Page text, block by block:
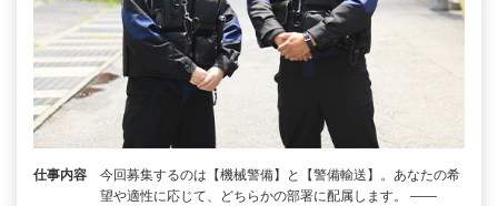
仕事内容
今回募集するのは【機械警備】と【警備輸送】。あなたの希
望や適性に応じて、どちらかの部署に配属します。 ――